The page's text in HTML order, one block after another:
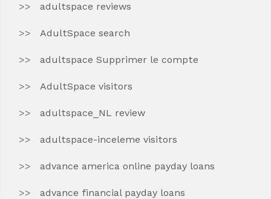
adultspace reviews
AdultSpace search
adultspace Supprimer le compte
AdultSpace visitors
adultspace_NL review
adultspace-inceleme visitors
advance america online payday loans
advance financial payday loans